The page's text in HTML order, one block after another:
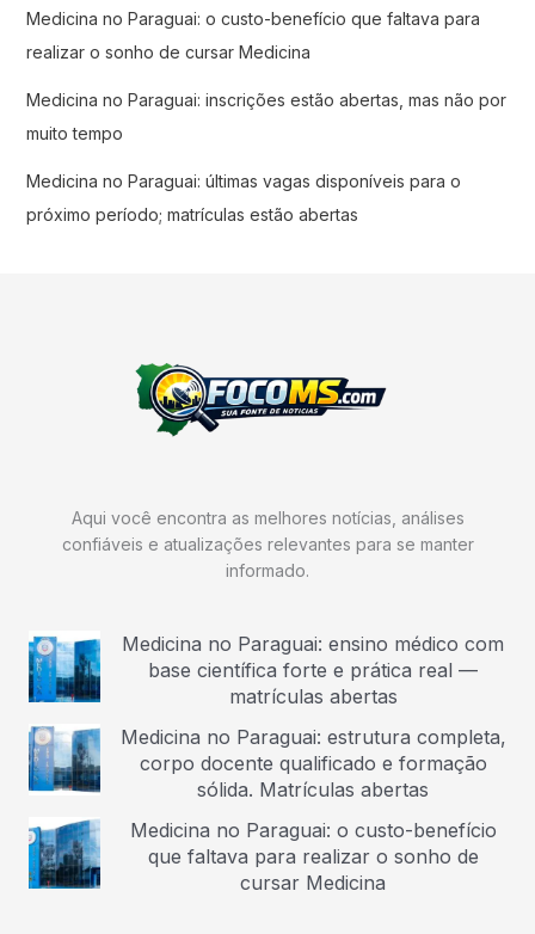
Medicina no Paraguai: o custo-benefício que faltava para
realizar o sonho de cursar Medicina
Medicina no Paraguai: inscrições estão abertas, mas não por
muito tempo
Medicina no Paraguai: últimas vagas disponíveis para o
próximo período; matrículas estão abertas
Aqui você encontra as melhores notícias, análises
confiáveis e atualizações relevantes para se manter
informado.
Medicina no Paraguai: ensino médico com
base científica forte e prática real —
matrículas abertas
Medicina no Paraguai: estrutura completa,
corpo docente qualificado e formação
sólida. Matrículas abertas
Medicina no Paraguai: o custo-benefício
que faltava para realizar o sonho de
cursar Medicina